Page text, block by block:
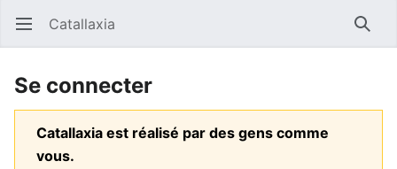
Ouvrir le menu principal Catallaxia
Se connecter
Catallaxia est réalisé par des gens comme
vous.